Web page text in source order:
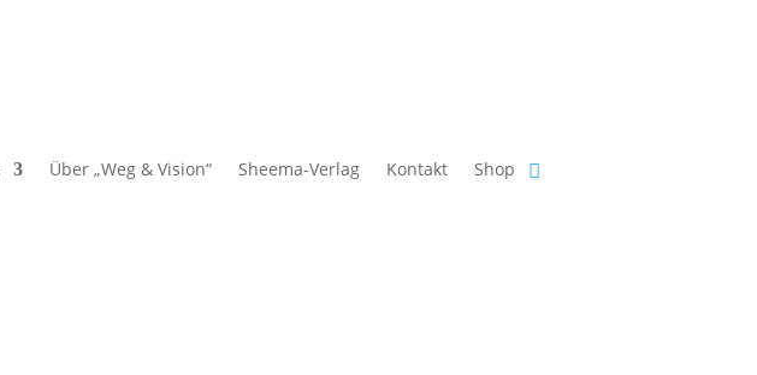
Über „Weg & Vision“ Sheema-Verlag Kontakt Shop